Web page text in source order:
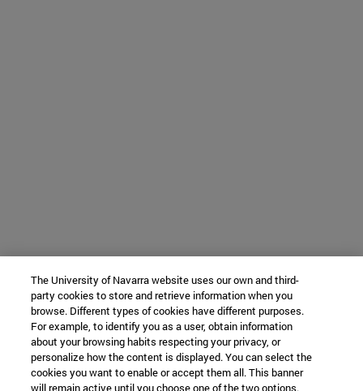
The University of Navarra website uses our own and third-
party cookies to store and retrieve information when you
browse. Different types of cookies have different purposes.
For example, to identify you as a user, obtain information
about your browsing habits respecting your privacy, or
personalize how the content is displayed. You can select the
cookies you want to enable or accept them all. This banner
will remain active until you choose one of the two options.